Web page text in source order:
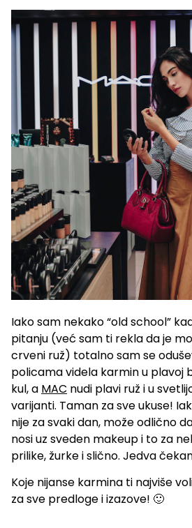
Iako sam nekako “old school”
pitanju (već sam ti rekla da je
crveni ruž) totalno sam se
policama videla karmin u plavoj
kul, a MAC nudi plavi ruž i u
varijanti. Taman za sve ukuse!
nije za svaki dan, može odlično
nosi uz sveden makeup i to za
prilike, žurke i slično. Jedva
Koje nijanse karmina ti najviše
za sve predloge i izazove! 🙂